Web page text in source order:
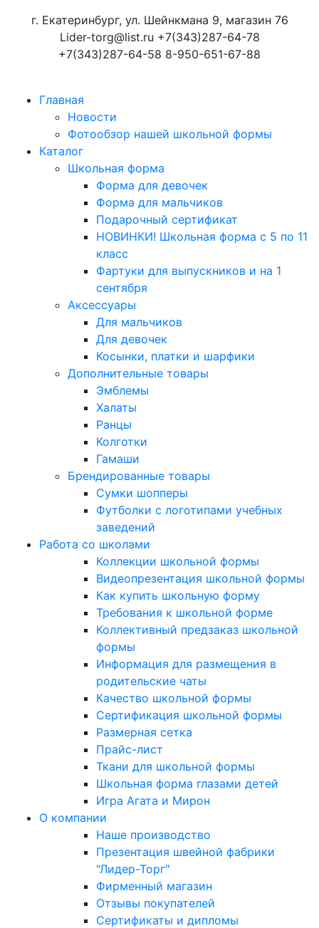
г. Екатеринбург, ул. Шейнкмана 9, магазин 76
Lider-torg@list.ru +7(343)287-64-78
+7(343)287-64-58 8-950-651-67-88
Главная
Новости
Фотообзор нашей школьной формы
Каталог
Школьная форма
Форма для девочек
Форма для мальчиков
Подарочный сертификат
НОВИНКИ! Школьная форма с 5 по 11
класс
Фартуки для выпускников и на 1
сентября
Аксессуары
Для мальчиков
Для девочек
Косынки, платки и шарфики
Дополнительные товары
Эмблемы
Халаты
Ранцы
Колготки
Гамаши
Брендированные товары
Сумки шопперы
Футболки с логотипами учебных
заведений
Работа со школами
Коллекции школьной формы
Видеопрезентация школьной формы
Как купить школьную форму
Требования к школьной форме
Коллективный предзаказ школьной
формы
Информация для размещения в
родительские чаты
Качество школьной формы
Сертификация школьной формы
Размерная сетка
Прайс-лист
Ткани для школьной формы
Школьная форма глазами детей
Игра Агата и Мирон
О компании
Наше производство
Презентация швейной фабрики
"Лидер-Торг"
Фирменный магазин
Отзывы покупателей
Сертификаты и дипломы